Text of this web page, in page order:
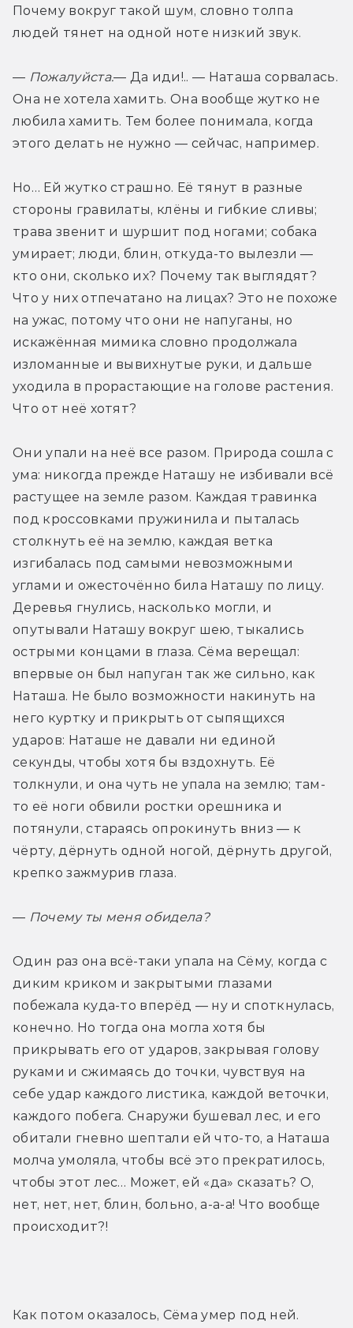
Почему вокруг такой шум, словно толпа
людей тянет на одной ноте низкий звук.
— Пожалуйста.— Да иди!.. — Наташа сорвалась.
Она не хотела хамить. Она вообще жутко не
любила хамить. Тем более понимала, когда
этого делать не нужно — сейчас, например.
Но… Ей жутко страшно. Её тянут в разные
стороны гравилаты, клёны и гибкие сливы;
трава звенит и шуршит под ногами; собака
умирает; люди, блин, откуда-то вылезли —
кто они, сколько их? Почему так выглядят?
Что у них отпечатано на лицах? Это не похоже
на ужас, потому что они не напуганы, но
искажённая мимика словно продолжала
изломанные и вывихнутые руки, и дальше
уходила в прорастающие на голове растения.
Что от неё хотят?
Они упали на неё все разом. Природа сошла с
ума: никогда прежде Наташу не избивали всё
растущее на земле разом. Каждая травинка
под кроссовками пружинила и пыталась
столкнуть её на землю, каждая ветка
изгибалась под самыми невозможными
углами и ожесточённо била Наташу по лицу.
Деревья гнулись, насколько могли, и
опутывали Наташу вокруг шею, тыкались
острыми концами в глаза. Сёма верещал:
впервые он был напуган так же сильно, как
Наташа. Не было возможности накинуть на
него куртку и прикрыть от сыпящихся
ударов: Наташе не давали ни единой
секунды, чтобы хотя бы вздохнуть. Её
толкнули, и она чуть не упала на землю; там-
то её ноги обвили ростки орешника и
потянули, стараясь опрокинуть вниз — к
чёрту, дёрнуть одной ногой, дёрнуть другой,
крепко зажмурив глаза.
— Почему ты меня обидела?
Один раз она всё-таки упала на Сёму, когда с
диким криком и закрытыми глазами
побежала куда-то вперёд — ну и споткнулась,
конечно. Но тогда она могла хотя бы
прикрывать его от ударов, закрывая голову
руками и сжимаясь до точки, чувствуя на
себе удар каждого листика, каждой веточки,
каждого побега. Снаружи бушевал лес, и его
обитали гневно шептали ей что-то, а Наташа
молча умоляла, чтобы всё это прекратилось,
чтобы этот лес… Может, ей «да» сказать? О,
нет, нет, нет, блин, больно, а-а-а! Что вообще
происходит?!
Как потом оказалось, Сёма умер под ней.